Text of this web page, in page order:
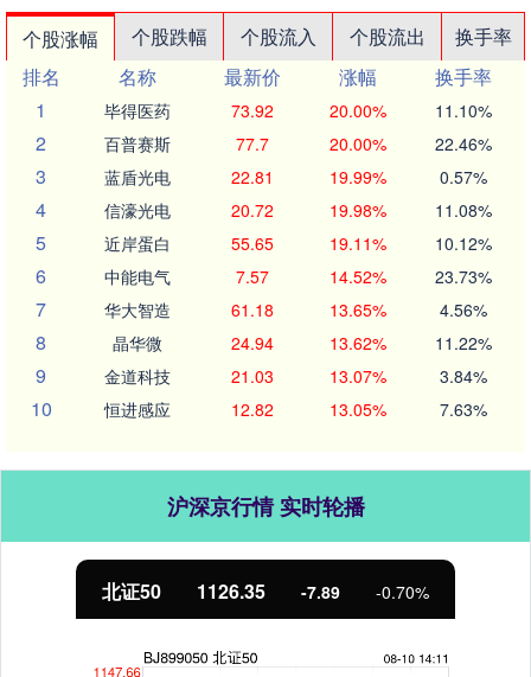
个股涨幅 个股跌幅 个股流入 个股流出
换手率
排名
名称 最新价 涨幅
换手率
1
毕得医药 73.92 20.00% 11.10%
2 百普赛斯 77.7 20.00% 22.46%
3 蓝盾光电 22.81 19.99% 0.57%
4 信濠光电 20.72 19.98% 11.08%
5 近岸蛋白 55.65 19.11% 10.12%
6 中能电气 7.57 14.52% 23.73%
7 华大智造 61.18 13.65% 4.56%
8 晶华微 24.94 13.62% 11.22%
9 金道科技 21.03 13.07% 3.84%
10 恒进感应 12.82 13.05% 7.63%
沪深京行情 实时轮播
创业板指 3519.48 -43.64 -1.22%